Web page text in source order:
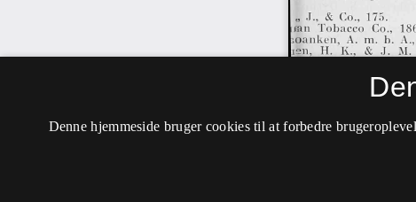
Denne hjemmeside bruger cookies til at forbedre